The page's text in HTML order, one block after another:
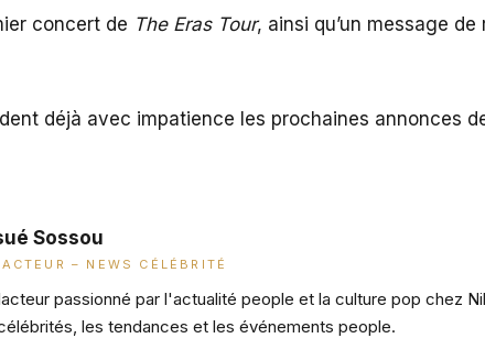
concert de The Eras Tour, ainsi qu’un message
déjà avec impatience les prochaines annonces
Sossou
– NEWS CÉLÉBRITÉ
passionné par l'actualité people et la culture pop chez
les tendances et les événements people.